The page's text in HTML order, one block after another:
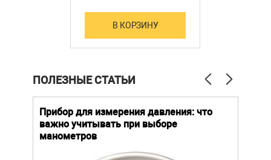
В КОРЗИНУ
ПОЛЕЗНЫЕ СТАТЬИ
Прибор для измерения давления: что
важно учитывать при выборе
манометров